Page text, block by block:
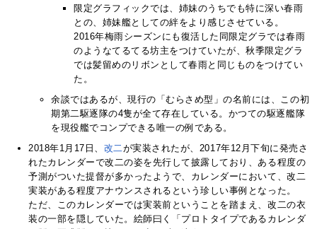
限定グラフィックでは、姉妹のうちでも特に深い春雨
との、姉妹艦としての絆をより感じさせている。
2016年梅雨シーズンにも復活した同限定グラでは春雨
のようなてるてる坊主をつけていたが、秋季限定グラ
では髪留めのリボンとして春雨と同じものをつけてい
た。
余談ではあるが、現行の「むらさめ型」の名前には、この初
期第二駆逐隊の4隻が全て存在している。かつての駆逐艦隊
を現役艦でコンプできる唯一の例である。
2018年1月17日、 改二 が実装されたが、2017年12月下旬に発売さ
れたカレンダーで改二の姿を先行して披露しており、ある程度の
予測がついた提督が多かったようで、カレンダーにおいて、改二
実装がある程度アナウンスされるという珍しい事例となった。
ただ、このカレンダーでは実装前ということを踏まえ、改二の衣
装の一部を隠していた。絵師曰く「プロトタイプであるカレンダ